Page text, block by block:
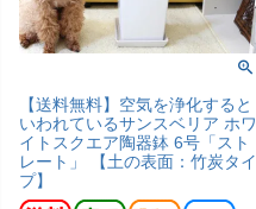
【送料無料】空気を浄化すると
いわれているサンスベリア ホワ
イトスクエア陶器鉢 6号「スト
レート」 【土の表面：竹炭タイ
プ】